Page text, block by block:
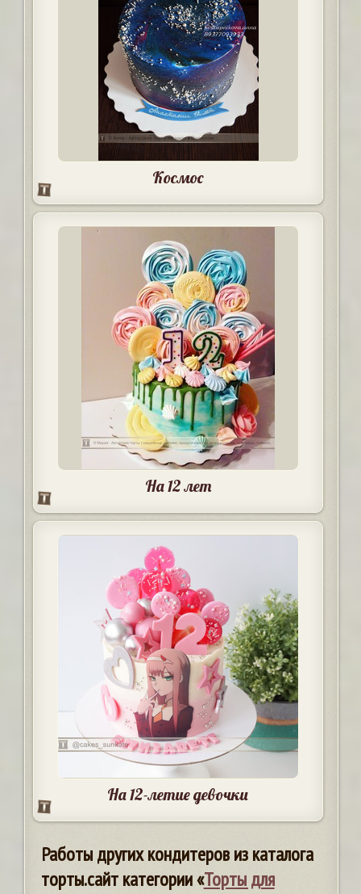
Космос
На 12 лет
На 12-летие девочки
Работы других кондитеров из каталога
торты.сайт категории «Торты для